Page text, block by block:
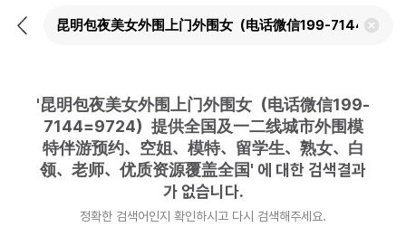
뒤
검
'昆明包夜美女外围上门外围女（电话微信199-
7144=9724）提供全国及一二线城市外围模
特伴游预约、空姐、模特、留学生、熟女、白
领、老师、优质资源覆盖全国' 에 대한 검색결과
가 없습니다.
정확한 검색어인지 확인하시고 다시 검색해주세요.